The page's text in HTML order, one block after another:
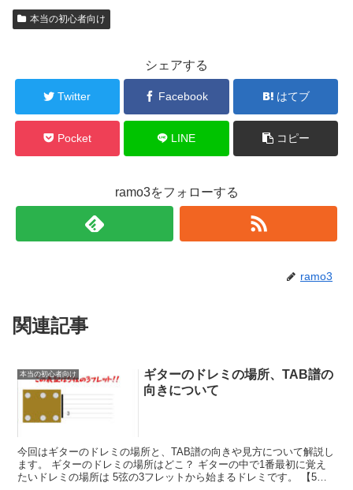
本当の初心者向け
シェアする
Twitter Facebook はてブ
Pocket LINE コピー
ramo3をフォローする
ramo3
関連記事
本当の初心者向け
ギターのドレミの場所、TAB譜の
向きについて
今回はギターのドレミの場所と、TAB譜の向きや見方について解説し
ます。 ギターのドレミの場所はどこ？ ギターの中で1番最初に覚え
たいドレミの場所は 5弦の3フレットから始まるドレミです。 【5弦3